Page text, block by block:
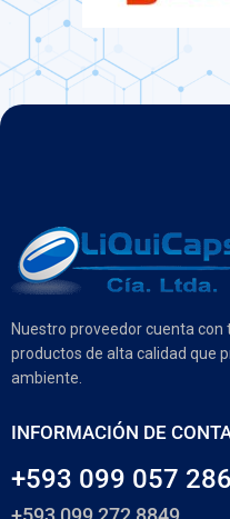
Nuestro proveedor cuenta
productos de alta calidad que
ambiente.
INFORMACIÓN DE
+593 099 057